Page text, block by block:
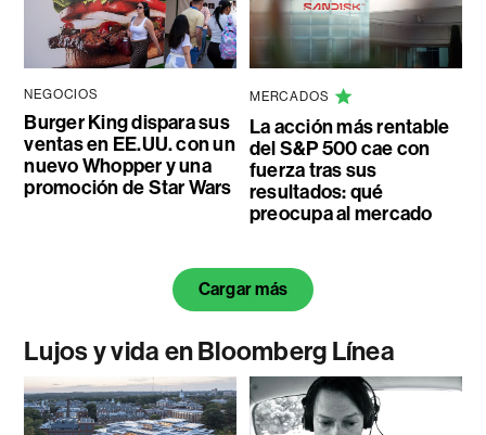
NEGOCIOS
Burger King dispara sus
ventas en EE.UU. con un
nuevo Whopper y una
promoción de Star Wars
MERCADOS
La acción más rentable
del S&P 500 cae con
fuerza tras sus
resultados: qué
preocupa al mercado
Cargar más
Lujos y vida en Bloomberg Línea